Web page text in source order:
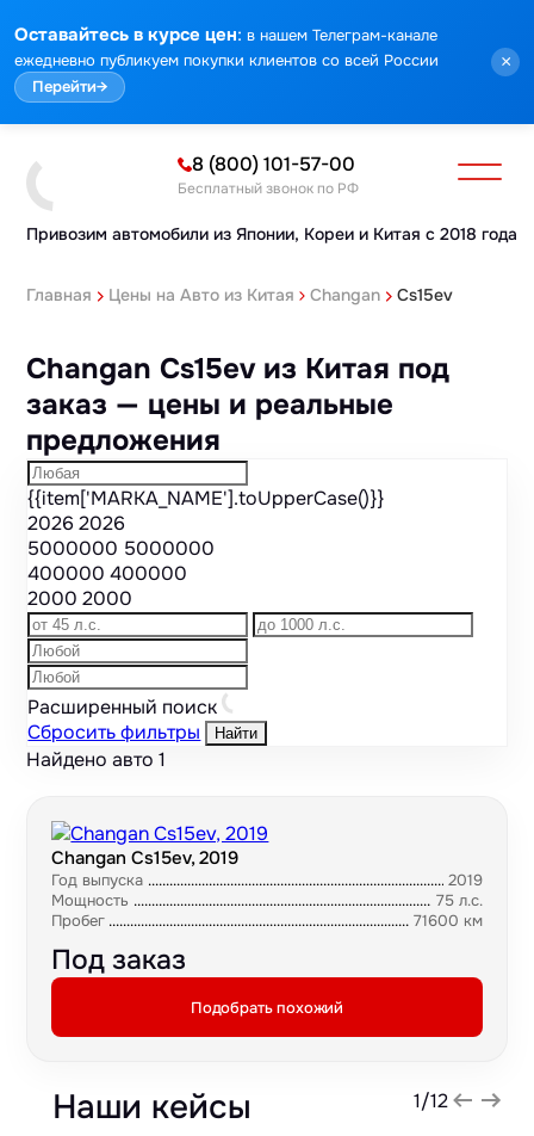
Оставайтесь в курсе цен: в нашем Телеграм-канале
ежедневно публикуем покупки клиентов со всей России
Перейти→
×
Привозим автомобили из Японии, Кореи и Китая с 2018 года
8 (800) 101-57-00
Бесплатный звонок по РФ
Главная Цены на Авто из Китая Changan Cs15ev
Changan Cs15ev из Китая под
заказ — цены и реальные
предложения
{{item['MARKA_NAME'].toUpperCase()}}
20262026
5000000 5000000
400000400000
20002000
Расширенный поиск
Сбросить фильтры
Найти
Найдено авто1
Changan Cs15ev, 2019
Год выпуска
2019
Мощность
75 л.с.
Пробег
71600 км
Под заказ
Подобрать похожий
Наши кейсы 1/12